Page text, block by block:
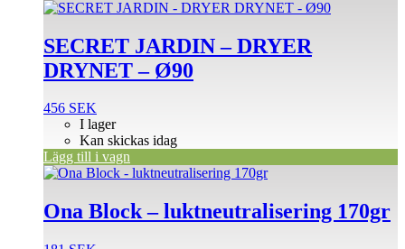
SECRET JARDIN – DRYER
DRYNET – Ø90
456 SEK
I lager
Kan skickas idag
Lägg till i vagn
Ona Block – luktneutralisering 170gr